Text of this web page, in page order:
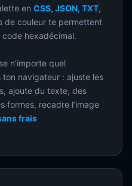
en CSS, JSON, TXT,
de couleur te permettent
hexadécimal.
n’importe quel
navigateur : ajuste les
ajoute du texte, des
formes, recadre l’image
frais